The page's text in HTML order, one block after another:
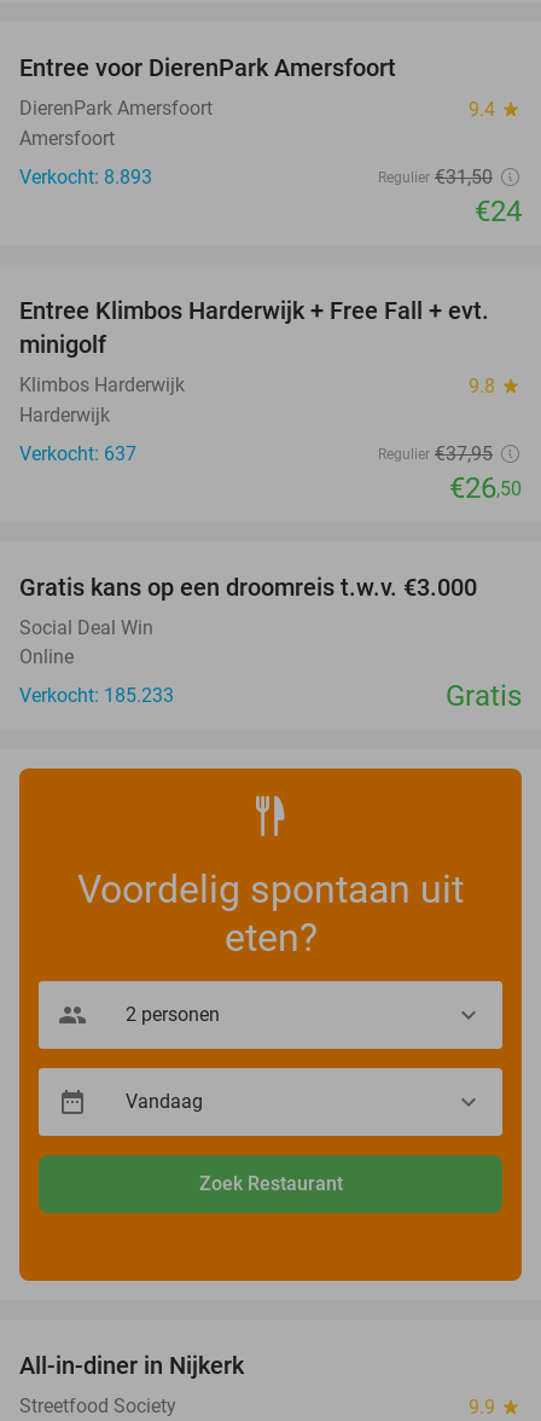
Entree voor DierenPark Amersfoort
DierenPark Amersfoort 9.4 star
Amersfoort
Verkocht: 8.893
Regulier €31,50
€24
30%
Entree Klimbos Harderwijk + Free Fall + evt.
minigolf
Klimbos Harderwijk 9.8 star
Harderwijk
Verkocht: 637
Regulier €37,95
€26,50
Gratis kans op een droomreis t.w.v. €3.000
Social Deal Win
Online
Verkocht: 185.233
Gratis
Voordelig spontaan uit
eten?
Zoek Restaurant
All-in-diner in Nijkerk
Streetfood Society 9.9 star